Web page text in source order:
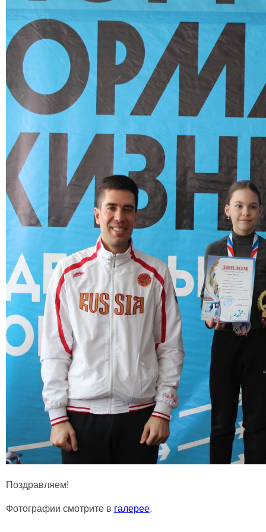
Поздравляем!
Фотографии смотрите в галерее.